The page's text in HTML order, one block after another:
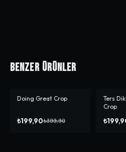
Benzer Ürünler
-%50
Doing Great Crop
₺199,90₺399,90
-%50
Ters
Crop